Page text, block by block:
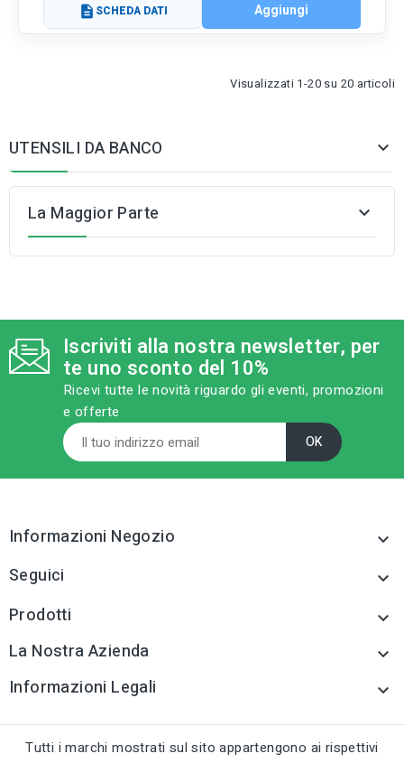
description SCHEDA DATI Aggiungi
Visualizzati 1-20 su 20 articoli
UTENSILI DA BANCO 
La Maggior Parte 
Iscriviti alla nostra newsletter, per
te uno sconto del 10%
Ricevi tutte le novità riguardo gli eventi, promozioni
e offerte
Informazioni Negozio 
Seguici 
Prodotti 
La Nostra Azienda 
Informazioni Legali 
Tutti i marchi mostrati sul sito appartengono ai rispettivi